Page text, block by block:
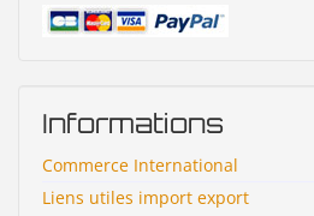
Informations
Commerce International
Liens utiles import export